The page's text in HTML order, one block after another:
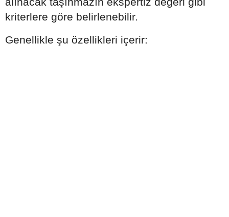
kriterlere göre belirlenebilir.
Genellikle şu özellikleri içerir: